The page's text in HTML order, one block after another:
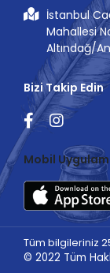
İstanbul
Mahallesi
Altındağ/
Bizi Takip Edin
Mobil
Tüm bilgileriniz
© 2022 Tüm